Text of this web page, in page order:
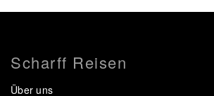
Scharff Reisen
Über uns